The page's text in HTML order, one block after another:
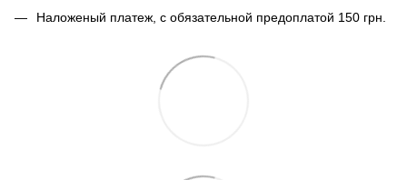
Наложеный платеж, с обязательной предоплатой 150 грн.